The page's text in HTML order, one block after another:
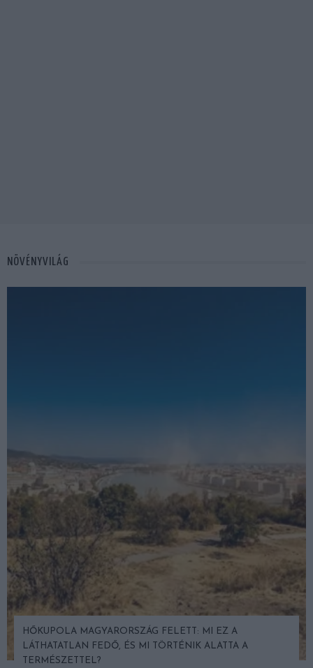
NÖVÉNYVILÁG
HŐKUPOLA MAGYARORSZÁG FELETT: MI EZ A
LÁTHATATLAN FEDŐ, ÉS MI TÖRTÉNIK ALATTA A
TERMÉSZETTEL?